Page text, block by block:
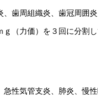
歯周組織炎、歯冠周囲炎
（力価）を３回に分割し
性気管支炎、肺炎、